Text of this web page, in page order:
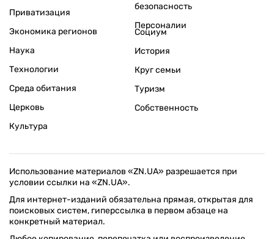
Приватизация
Экономика регионов
безопасность
Персоналии
Наука
Технологии
Среда обитания
Церковь
Культура
Социум
История
Круг семьи
Туризм
Собственность
Использование материалов «ZN.UA» разрешается при
условии ссылки на «ZN.UA».
Для интернет-изданий обязательна прямая, открытая для
поисковых систем, гиперссылка в первом абзаце на
конкретный материал.